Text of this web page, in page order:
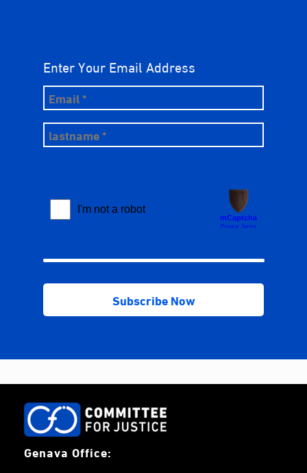
Enter Your Email Address
Genava Office: